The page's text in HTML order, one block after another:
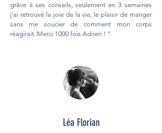
grâce à ses conseils, seulement en 3 semaines
j’ai retrouvé la joie de la vie, le plaisir de manger
sans me soucier de comment mon corps
réagirait. Merci 1000 fois Adrien ! "
Léa Florian